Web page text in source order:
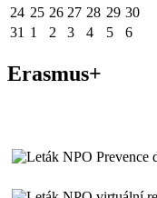
24 25 26 27 28 29 30
31 1 2 3 4 5 6
Erasmus+